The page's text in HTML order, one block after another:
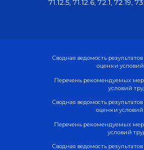
71.12.5, 71.12.6, 72.1, 72.19,
Сводная ведомость
Сводная ведомость
оценки условий
Перечень рекомендуемых
условий
Сводная ведомость
оценки условий
Перечень рекомендуемых
условий